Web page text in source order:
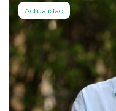
Actualidad